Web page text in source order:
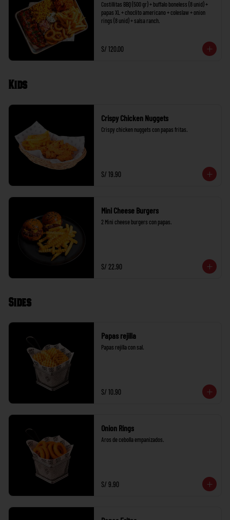
Costillitas BBQ (500 gr) + buffalo boneless (8 unid) +
papas XL + choclito americano + coleslaw + onion
rings (8 unid) + salsa ranch.
S/ 120.00
Kids
Crispy Chicken Nuggets
Crispy chicken nuggets con papas fritas.
S/ 19.90
Mini Cheese Burgers
2 Mini cheese burgers con papas.
S/ 22.90
Sides
Papas rejilla
Papas rejilla con sal.
S/ 10.90
Onion Rings
Aros de cebolla empanizados.
S/ 9.90